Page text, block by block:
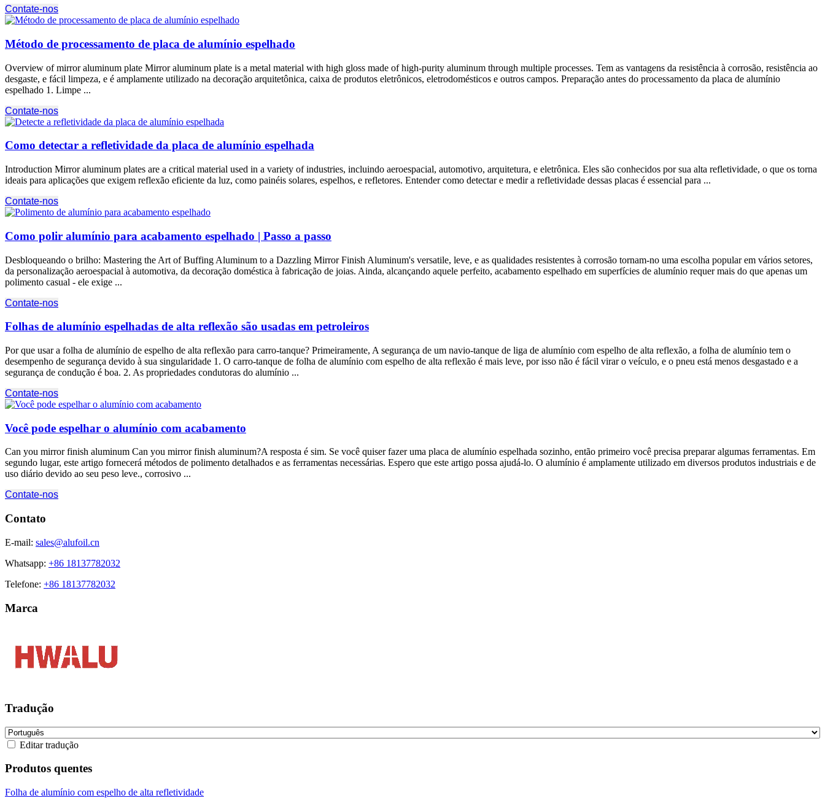
Contate-nos
Método de processamento de placa de alumínio espelhado
Overview of mirror aluminum plate Mirror aluminum plate is a metal material with high gloss made of high-purity aluminum through multiple processes. Tem as vantagens da resistência à corrosão, resistência ao
desgaste, e fácil limpeza, e é amplamente utilizado na decoração arquitetônica, caixa de produtos eletrônicos, eletrodomésticos e outros campos. Preparação antes do processamento da placa de alumínio
espelhado 1. Limpe ...
Contate-nos
Como detectar a refletividade da placa de alumínio espelhada
Introduction Mirror aluminum plates are a critical material used in a variety of industries, incluindo aeroespacial, automotivo, arquitetura, e eletrônica. Eles são conhecidos por sua alta refletividade, o que os torna
ideais para aplicações que exigem reflexão eficiente da luz, como painéis solares, espelhos, e refletores. Entender como detectar e medir a refletividade dessas placas é essencial para ...
Contate-nos
Como polir alumínio para acabamento espelhado | Passo a passo
Desbloqueando o brilho: Mastering the Art of Buffing Aluminum to a Dazzling Mirror Finish Aluminum's versatile, leve, e as qualidades resistentes à corrosão tornam-no uma escolha popular em vários setores,
da personalização aeroespacial à automotiva, da decoração doméstica à fabricação de joias. Ainda, alcançando aquele perfeito, acabamento espelhado em superfícies de alumínio requer mais do que apenas um
polimento casual - ele exige ...
Contate-nos
Folhas de alumínio espelhadas de alta reflexão são usadas em petroleiros
Por que usar a folha de alumínio de espelho de alta reflexão para carro-tanque? Primeiramente, A segurança de um navio-tanque de liga de alumínio com espelho de alta reflexão, a folha de alumínio tem o
desempenho de segurança devido à sua singularidade 1. O carro-tanque de folha de alumínio com espelho de alta reflexão é mais leve, por isso não é fácil virar o veículo, e o pneu está menos desgastado e a
segurança de condução é boa. 2. As propriedades condutoras do alumínio ...
Contate-nos
Você pode espelhar o alumínio com acabamento
Can you mirror finish aluminum Can you mirror finish aluminum?A resposta é sim. Se você quiser fazer uma placa de alumínio espelhada sozinho, então primeiro você precisa preparar algumas ferramentas. Em
segundo lugar, este artigo fornecerá métodos de polimento detalhados e as ferramentas necessárias. Espero que este artigo possa ajudá-lo. O alumínio é amplamente utilizado em diversos produtos industriais e de
uso diário devido ao seu peso leve., corrosivo ...
Contate-nos
Contato
E-mail: sales@alufoil.cn
Whatsapp: +86 18137782032
Telefone: +86 18137782032
Marca
Tradução
Editar tradução
Produtos quentes
Folha de alumínio com espelho de alta refletividade